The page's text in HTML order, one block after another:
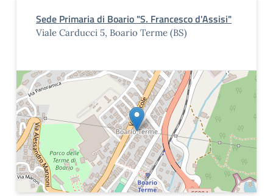
Sede Primaria di Boario "S. Francesco d'Assisi"
Viale Carducci 5, Boario Terme (BS)